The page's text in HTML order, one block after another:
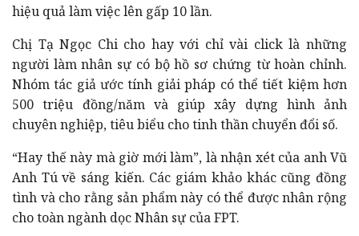
hiệu quả làm việc lên gấp 10 lần.
Chị Tạ Ngọc Chi cho hay với chỉ vài click là những
người làm nhân sự có bộ hồ sơ chứng từ hoàn chỉnh.
Nhóm tác giả ước tính giải pháp có thể tiết kiệm hơn
500 triệu đồng/năm và giúp xây dựng hình ảnh
chuyên nghiệp, tiêu biểu cho tinh thần chuyển đổi số.
“Hay thế này mà giờ mới làm”, là nhận xét của anh Vũ
Anh Tú về sáng kiến. Các giám khảo khác cũng đồng
tình và cho rằng sản phẩm này có thể được nhân rộng
cho toàn ngành dọc Nhân sự của FPT.